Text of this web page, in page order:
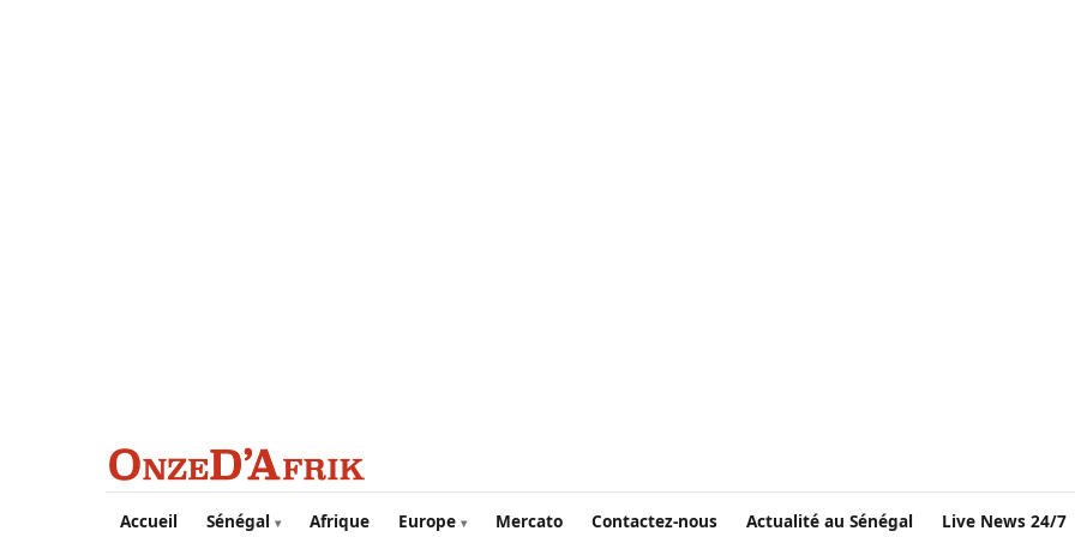
Aller au contenu principal
Accueil Sénégal Afrique Europe Mercato Contactez-nous Actualité au Sénégal Live News 24/7